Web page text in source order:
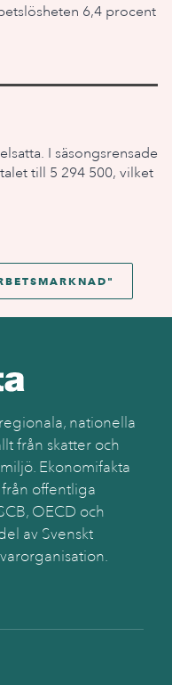
6,4 procent
I säsongsrensade
till 5 294 500, vilket
"
nationella
från skatter och
Ekonomifakta
offentliga
OECD och
av Svenskt